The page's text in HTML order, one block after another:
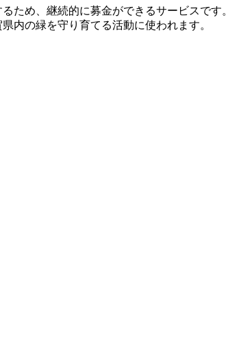
ため、継続的に募金ができるサービスです。
内の緑を守り育てる活動に使われます。